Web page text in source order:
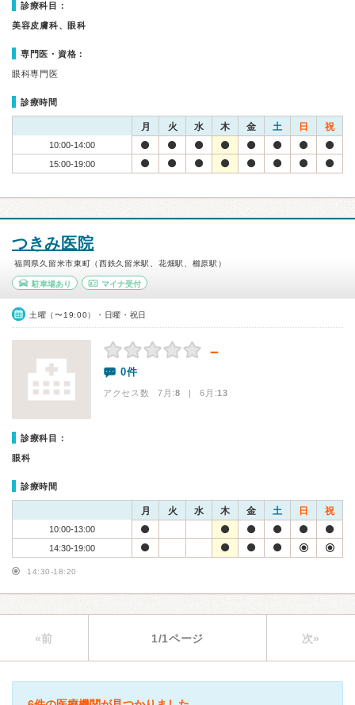
診療科目：
美容皮膚科、眼科
専門医・資格：
眼科専門医
診療時間
月 火 水 木 金 土 日 祝
10:00-14:00
15:00-19:00
つきみ医院
福岡県久留米市東町（西鉄久留米駅、花畑駅、櫛原駅）
駐車場あり マイナ受付
土曜（〜19:00）・日曜・祝日
－
0件
アクセス数 7月:8 | 6月:13
診療科目：
眼科
診療時間
月 火 水 木 金 土 日 祝
10:00-13:00
14:30-19:00
14:30-18:20
«前 1/1ページ 次»